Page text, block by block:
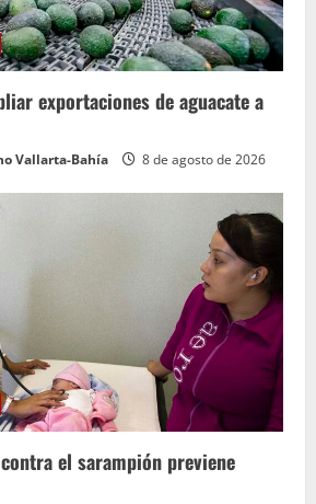
exportaciones de aguacate a
Vallarta-Bahía 8 de agosto de 2026
el sarampión previene